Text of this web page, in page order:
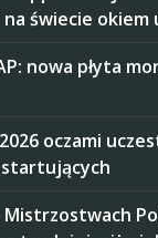
świecie okiem
nowa płyta
oczami